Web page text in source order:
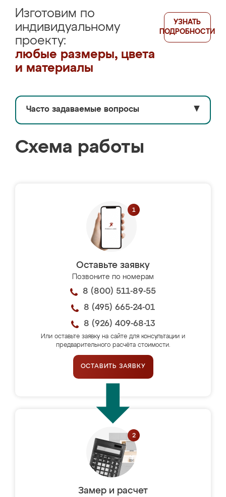
Изготовим по
индивидуальному
проекту:
любые размеры, цвета
и материалы
УЗНАТЬ
ПОДРОБНОСТИ
Часто задаваемые вопросы ▼
Схема работы
Оставьте заявку
Позвоните по номерам
8 (800) 511-89-55
8 (495) 665-24-01
8 (926) 409-68-13
Или оставьте заявку на сайте для консультации и
предварительного расчёта стоимости.
ОСТАВИТЬ ЗАЯВКУ
Замер и расчет